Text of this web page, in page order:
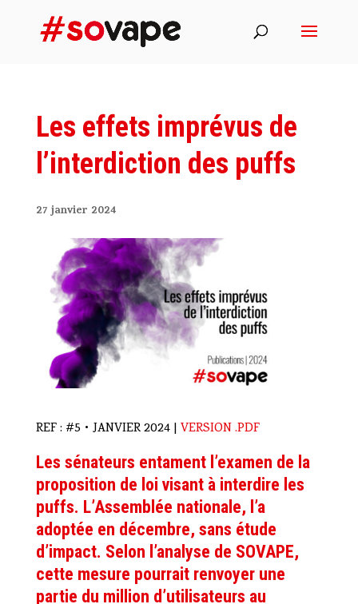
Les effets imprévus de
l’interdiction des puffs
27 janvier 2024
REF : #5 • JANVIER 2024 | VERSION .PDF
Les sénateurs entament l’examen de la
proposition de loi visant à interdire les
puffs. L’Assemblée nationale, l’a
adoptée en décembre, sans étude
d’impact. Selon l’analyse de SOVAPE,
cette mesure pourrait renvoyer une
partie du million d’utilisateurs au